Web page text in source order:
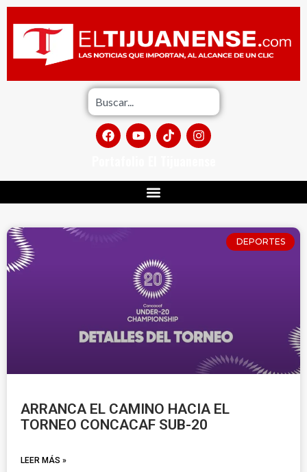
DEPORTES
ARRANCA EL CAMINO HACIA EL
TORNEO CONCACAF SUB-20
LEER MÁS »